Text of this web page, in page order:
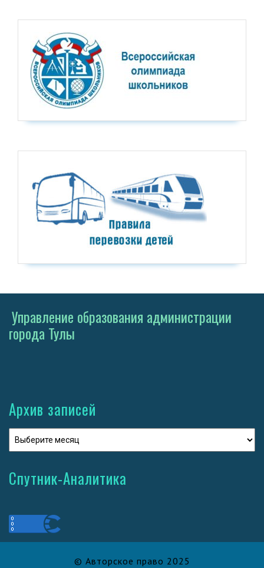
Управление образования администрации
города Тулы
Архив записей
Спутник-Аналитика
© Авторское право 2025